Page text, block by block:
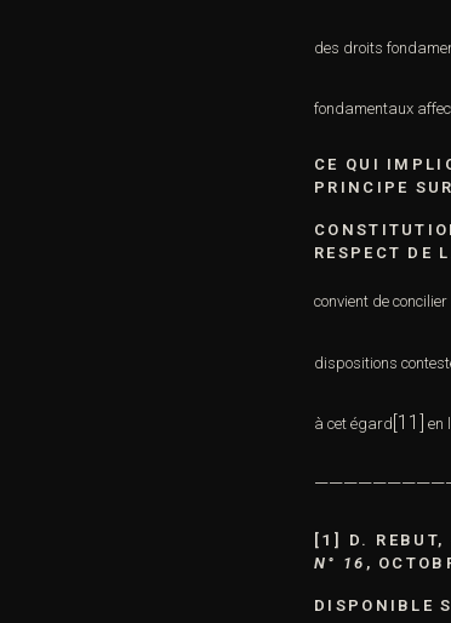
des droits
fondamentaux
CE QUI
PRINCIPE
RESPECT DE
convient de
dispositions
à cet égard [11] en
[1] D.
N° 16 ,
DISPONIBLE